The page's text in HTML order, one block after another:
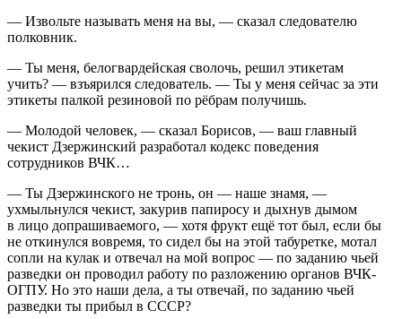
— Извольте называть меня на вы, — сказал следователю
полковник.
— Ты меня, белогвардейская сволочь, решил этикетам
учить? — взъярился следователь. — Ты у меня сейчас за эти
этикеты палкой резиновой по рёбрам получишь.
— Молодой человек, — сказал Борисов, — ваш главный
чекист Дзержинский разработал кодекс поведения
сотрудников ВЧК…
— Ты Дзержинского не тронь, он — наше знамя, —
ухмыльнулся чекист, закурив папиросу и дыхнув дымом
в лицо допрашиваемого, — хотя фрукт ещё тот был, если бы
не откинулся вовремя, то сидел бы на этой табуретке, мотал
сопли на кулак и отвечал на мой вопрос — по заданию чьей
разведки он проводил работу по разложению органов ВЧК-
ОГПУ. Но это наши дела, а ты отвечай, по заданию чьей
разведки ты прибыл в СССР?